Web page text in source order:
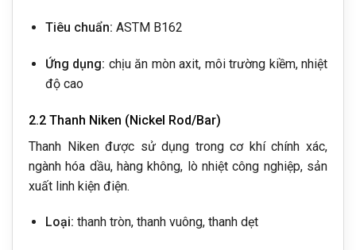
Tiêu chuẩn: ASTM B162
Ứng dụng: chịu ăn mòn axit, môi trường kiềm, nhiệt
độ cao
2.2 Thanh Niken (Nickel Rod/Bar)
Thanh Niken được sử dụng trong cơ khí chính xác,
ngành hóa dầu, hàng không, lò nhiệt công nghiệp, sản
xuất linh kiện điện.
Loại: thanh tròn, thanh vuông, thanh dẹt